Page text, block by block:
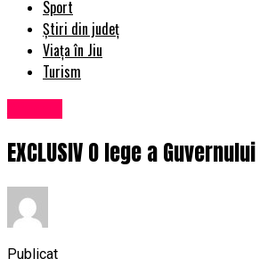
Sport
Știri din județ
Viața în Jiu
Turism
EXCLUSIV O lege a
Publicat